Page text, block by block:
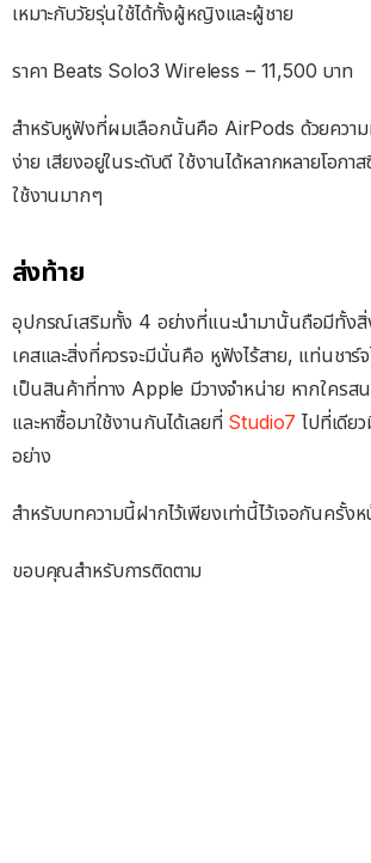
เหมาะกับวัยรุ่นใช้ได้ทั้งผู้หญิงและผู้ชาย
ราคา Beats Solo3 Wireless – 11,500 บาท
สำหรับหูฟังที่ผมเลือกนั้นคือ AirPods ด้วยความ
ง่าย เสียงอยู่ในระดับดี ใช้งานได้หลากหลายโอกา
ใช้งานมากๆ
ส่งท้าย
อุปกรณ์เสริมทั้ง 4 อย่างที่แนะนำมานั้นถือมีทั้งสิ่
เคสและสิ่งที่ควรจะมีนั่นคือ หูฟังไร้สาย, แท่นชาร์จ
เป็นสินค้าที่ทาง Apple มีวางจำหน่าย หากใครสน
และหาซื้อมาใช้งานกันได้เลยที่ Studio7 ไปที่เดีย
อย่าง
สำหรับบทความนี้ฝากไว้เพียงเท่านี้ไว้เจอกันครั้ง
ขอบคุณสำหรับการติดตาม